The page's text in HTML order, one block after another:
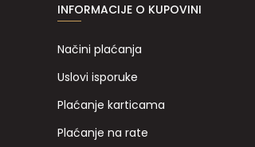
INFORMACIJE O KUPOVINI
Načini plaćanja
Uslovi isporuke
Plaćanje karticama
Plaćanje na rate